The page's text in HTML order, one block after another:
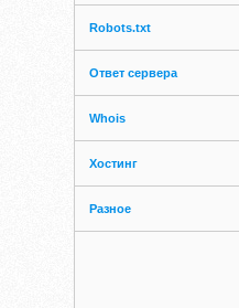
Robots.txt
Ответ сервера
Whois
Хостинг
Разное